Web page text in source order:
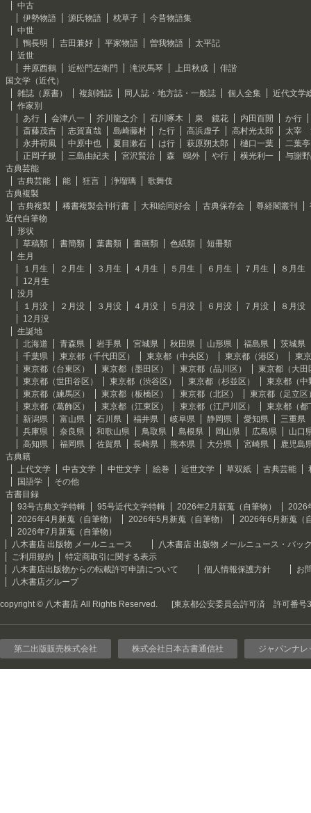
中古
伊勢物語
源氏物語 枕草子
今昔物語集
中世
鴨長明
吉田兼好 平家物語 曽我物語
太平記
近世
井原西鶴
近松門左衛門 滝沢馬琴 上田秋成
俳諧
国文学（近代）
雑誌（原書）
複刻雑誌 同人誌・地方誌・一般誌 個人全集
近代文学
作家別
あ行
会津八一 芥川龍之介 石川啄木 泉 鏡花 内田百閒
か行
斎藤茂吉
志賀直哉 島崎藤村 た行 高浜虚子 高村光太郎
太宰
永井荷風
中原中也 夏目漱石 は行 萩原朔太郎 樋口一葉
二葉
正岡子規
三島由紀夫 宮沢賢治 森 鴎外 や行 横光利一
与謝
古典芸能
古典芸能
能 狂言 浄瑠璃
歌舞伎
古典複製
古典複製
稀書複製会刊行書 大和絵同好会 古典保存会 尊経閣叢刊
近代自筆物
形状
草稿類
書簡類 葉書類 書画類 色紙類
短冊類
生月
１月生
２月生 ３月生 ４月生 ５月生 ６月生 ７月生
８月生
12月生
没月
１月没
２月没 ３月没 ４月没 ５月没 ６月没 ７月没
８月没
12月没
生誕地
北海道
青森県 岩手県 宮城県 秋田県 山形県 福島県
茨城県
千葉県
東京都（千代田区） 東京都（中央区） 東京都（港区）
東
東京都（台東区）
東京都（墨田区） 東京都（品川区）
東京都（大田
東京都（世田谷区）
東京都（渋谷区） 東京都（杉並区）
東京都（中
東京都（練馬区）
東京都（板橋区） 東京都（北区）
東京都（足立区
東京都（葛飾区）
東京都（江東区） 東京都（江戸川区）
東京都（都
新潟県
富山県 石川県 福井県 岐阜県 静岡県 愛知県
三重県
兵庫県
奈良県 和歌山県 鳥取県 島根県 岡山県 広島県
山口
高知県
福岡県 佐賀県 長崎県 熊本県 大分県 宮崎県
鹿児島
古典籍
上代文学
中古文学 中世文学 絵巻 近世文学 草双紙 古典芸能
国語学
その他
古書目録
93号古典文学特輯
95号近代文学特輯 2026年2月新蒐（自筆物）
2026
2026年4月新蒐（自筆物）
2026年5月新蒐（自筆物）
2026年6月新蒐（
2026年7月新蒐（自筆物）
八木書店 出版物 メールニュース
八木書店 出版物 メールニュース・バッ
ご利用規約
特定商取引に関する表示
八木書店出版物からの転載許可申請について
個人情報保護方針
お
八木書店グループ
copyright © 八木書店 All Rights Reserved. [東京都公安委員会許可済 許可番号
第二出版販売株式会社 株式会社日本古書通信社 ジャパンナレ